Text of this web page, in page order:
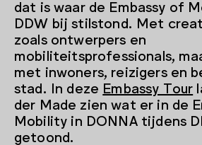
dat is waar de Embassy of
DDW bij stilstond. Met
zoals ontwerpers en
mobiliteitsprofessionals,
met inwoners, reizigers en
stad. In deze Embassy Tour
der Made zien wat er in de
Mobility in DONNA tijdens
getoond.